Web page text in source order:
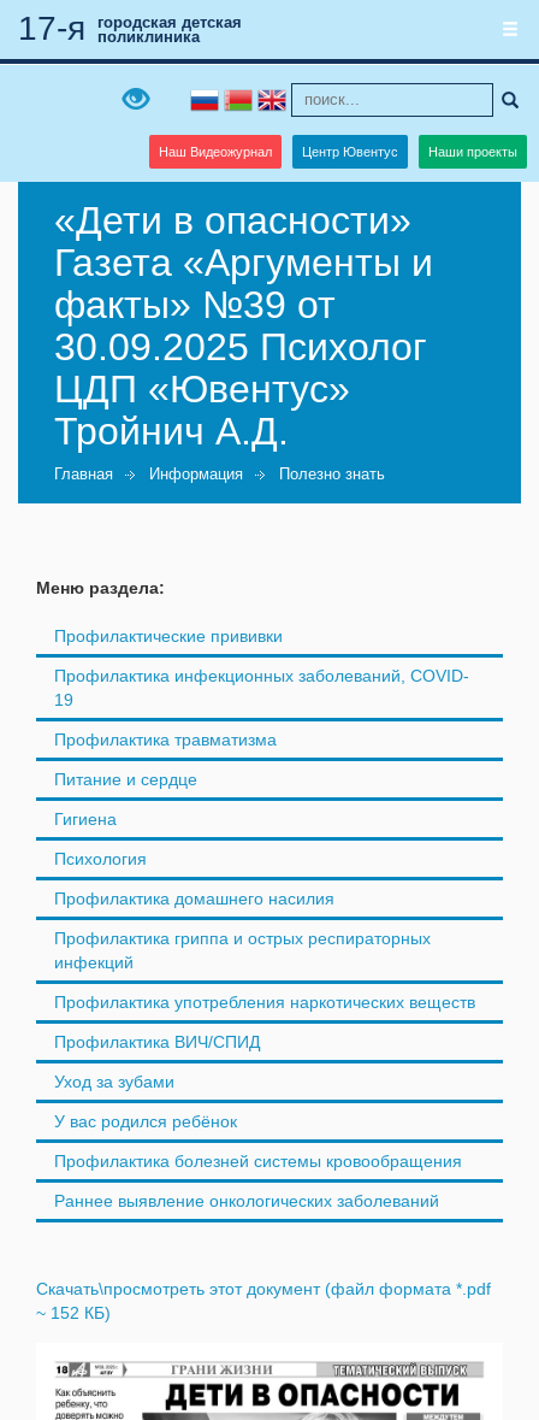
Наш Видеожурнал Центр Ювентус Наши проекты
17-я
городская детская
поликлиника
«Дети в опасности»
Газета «Аргументы и
факты» №39 от
30.09.2025 Психолог
ЦДП «Ювентус»
Тройнич А.Д.
Главная Информация Полезно знать
Меню раздела:
Профилактические прививки
Профилактика инфекционных заболеваний, COVID-
19
Профилактика травматизма
Питание и сердце
Гигиена
Психология
Профилактика домашнего насилия
Профилактика гриппа и острых респираторных
инфекций
Профилактика употребления наркотических веществ
Профилактика ВИЧ/СПИД
Уход за зубами
У вас родился ребёнок
Профилактика болезней системы кровообращения
Раннее выявление онкологических заболеваний
Скачать\просмотреть этот документ (файл формата *.pdf
~ 152 КБ)